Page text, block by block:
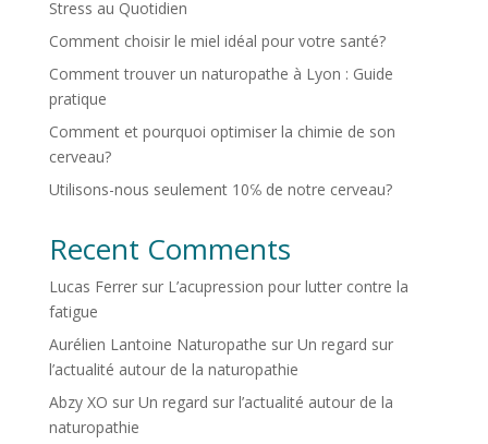
Stress au Quotidien
Comment choisir le miel idéal pour votre santé?
Comment trouver un naturopathe à Lyon : Guide
pratique
Comment et pourquoi optimiser la chimie de son
cerveau?
Utilisons-nous seulement 10℅ de notre cerveau?
Recent Comments
Lucas Ferrersur L’acupression pour lutter contre la
fatigue
Aurélien Lantoine Naturopathe sur Un regard sur
l’actualité autour de la naturopathie
Abzy XO sur Un regard sur l’actualité autour de la
naturopathie